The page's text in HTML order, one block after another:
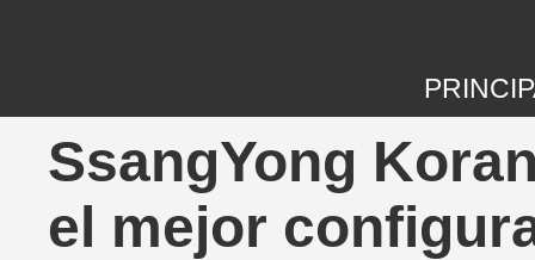
SsangYong
el mejor